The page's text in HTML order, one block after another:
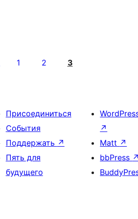
1 2 3
Присоединиться
События
Поддержать ↗
Пять для
будущего
↗
Matt ↗
bbPress ↗